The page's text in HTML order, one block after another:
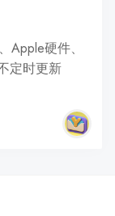
硬件、
定时更新